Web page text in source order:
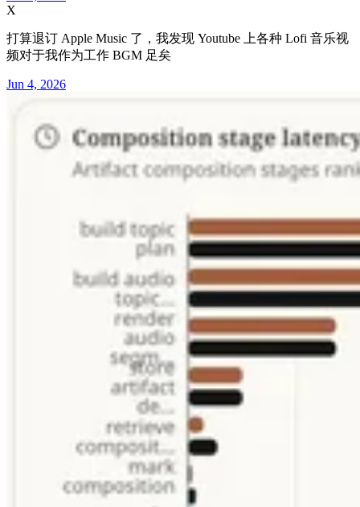
X
打算退订 Apple Music 了，我发现 Youtube 上各种 Lofi 音乐视
频对于我作为工作 BGM 足矣
Jun 4, 2026